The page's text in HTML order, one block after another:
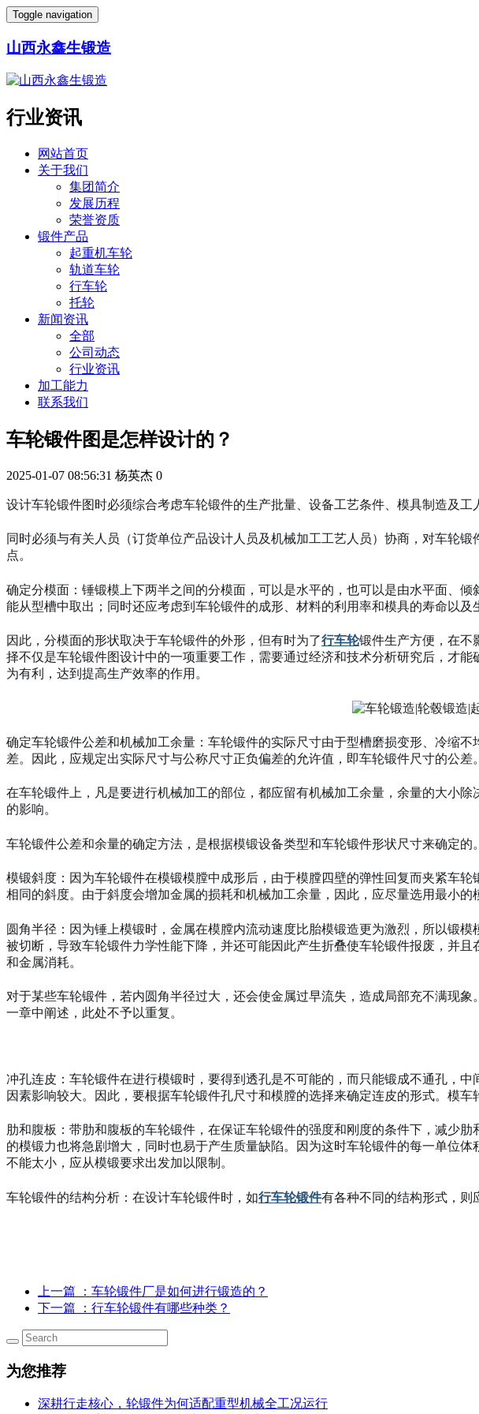
Toggle navigation
山西永鑫生锻造
行业资讯
网站首页
关于我们
集团简介
发展历程
荣誉资质
锻件产品
起重机车轮
轨道车轮
行车轮
托轮
新闻资讯
全部
公司动态
行业资讯
加工能力
联系我们
车轮锻件图是怎样设计的？
2025-01-07 08:56:31 杨英杰 0
设计车轮锻件图时必须综合考虑车轮锻件的生产批量、设备工艺条件、模具制造及工
同时必须与有关人员（订货单位产品设计人员及机械加工工艺人员）协商，对车轮
点。
确定分模面：锤锻模上下两半之间的分模面，可以是水平的，也可以是由水平面、
能从型槽中取出；同时还应考虑到车轮锻件的成形、材料的利用率和模具的寿命以及
因此，分模面的形状取决于车轮锻件的外形，但有时为了行车轮锻件生产方便，在不
择不仅是车轮锻件图设计中的一项重要工作，需要通过经济和技术分析研究后，才
为有利，达到提高生产效率的作用。
确定车轮锻件公差和机械加工余量：车轮锻件的实际尺寸由于型槽磨损变形、冷缩
差。因此，应规定出实际尺寸与公称尺寸正负偏差的允许值，即车轮锻件尺寸的公差。
在车轮锻件上，凡是要进行机械加工的部位，都应留有机械加工余量，余量的大小
的影响。
车轮锻件公差和余量的确定方法，是根据模锻设备类型和车轮锻件形状尺寸来确定的。
模锻斜度：因为车轮锻件在模锻模膛中成形后，由于模膛四壁的弹性回复而夹紧车
相同的斜度。由于斜度会增加金属的损耗和机械加工余量，因此，应尽量选用最小
圆角半径：因为锤上模锻时，金属在模膛内流动速度比胎模锻造更为激烈，所以锻
被切断，导致车轮锻件力学性能下降，并还可能因此产生折叠使车轮锻件报废，并
和金属消耗。
对于某些车轮锻件，若内圆角半径过大，还会使金属过早流失，造成局部充不满现
一章中阐述，此处不予以重复。
冲孔连皮：车轮锻件在进行模锻时，要得到透孔是不可能的，而只能锻成不通孔，
因素影响较大。因此，要根据车轮锻件孔尺寸和模膛的选择来确定连皮的形式。模车
肋和腹板：带肋和腹板的车轮锻件，在保证车轮锻件的强度和刚度的条件下，减少
的模锻力也将急剧增大，同时也易于产生质量缺陷。因为这时车轮锻件的每一单位
不能太小，应从模锻要求出发加以限制。
车轮锻件的结构分析：在设计车轮锻件时，如行车轮锻件有各种不同的结构形式，则
上一篇
：车轮锻件厂是如何进行锻造的？
下一篇
：行车轮锻件有哪些种类？
为您推荐
深耕行走核心，轮锻件为何适配重型机械全工况运行